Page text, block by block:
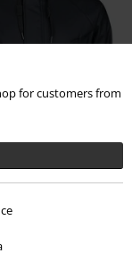
for customers from